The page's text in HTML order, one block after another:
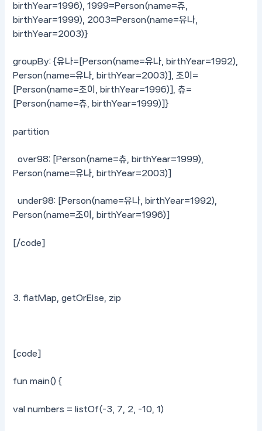
birthYear=1996), 1999=Person(name=츄,
birthYear=1999), 2003=Person(name=유나,
birthYear=2003)}
groupBy: {유나=[Person(name=유나, birthYear=1992),
Person(name=유나, birthYear=2003)], 조이=
[Person(name=조이, birthYear=1996)], 츄=
[Person(name=츄, birthYear=1999)]}
partition
over98: [Person(name=츄, birthYear=1999),
Person(name=유나, birthYear=2003)]
under98: [Person(name=유나, birthYear=1992),
Person(name=조이, birthYear=1996)]
[/code]
3. flatMap, getOrElse, zip
[code]
fun main() {
val numbers = listOf(-3, 7, 2, -10, 1)